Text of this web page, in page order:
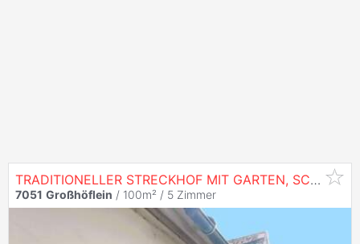
TRADITIONELLER STRECKHOF MIT GARTEN, SCHEUNE UND ZWEITER ZUFAHRT - BAURESERVE
7051 Großhöflein / 100m² / 5 Zimmer